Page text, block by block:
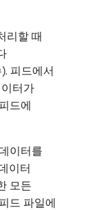
리할 때
피드에서
터가
드에
이터를
이터
모든
드 파일에